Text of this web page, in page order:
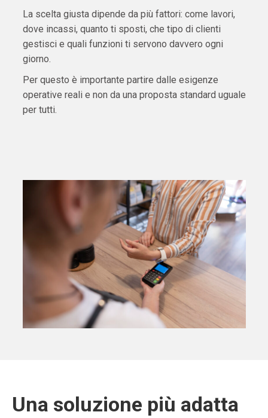
La scelta giusta dipende da più fattori: come lavori,
dove incassi, quanto ti sposti, che tipo di clienti
gestisci e quali funzioni ti servono davvero ogni
giorno.
Per questo è importante partire dalle esigenze
operative reali e non da una proposta standard uguale
per tutti.
Una soluzione più adatta